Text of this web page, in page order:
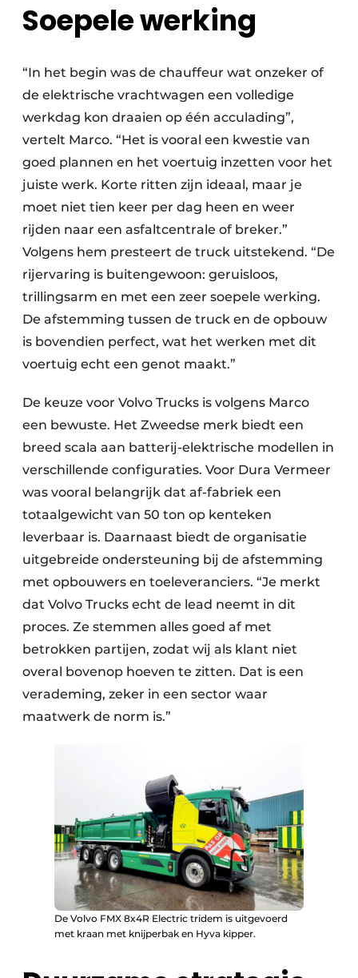
Soepele werking
“In het begin was de chauffeur wat onzeker of
de elektrische vrachtwagen een volledige
werkdag kon draaien op één acculading”,
vertelt Marco. “Het is vooral een kwestie van
goed plannen en het voertuig inzetten voor het
juiste werk. Korte ritten zijn ideaal, maar je
moet niet tien keer per dag heen en weer
rijden naar een asfaltcentrale of breker.”
Volgens hem presteert de truck uitstekend. “De
rijervaring is buitengewoon: geruisloos,
trillingsarm en met een zeer soepele werking.
De afstemming tussen de truck en de opbouw
is bovendien perfect, wat het werken met dit
voertuig echt een genot maakt.”
De keuze voor Volvo Trucks is volgens Marco
een bewuste. Het Zweedse merk biedt een
breed scala aan batterij-elektrische modellen in
verschillende configuraties. Voor Dura Vermeer
was vooral belangrijk dat af-fabriek een
totaalgewicht van 50 ton op kenteken
leverbaar is. Daarnaast biedt de organisatie
uitgebreide ondersteuning bij de afstemming
met opbouwers en toeleveranciers. “Je merkt
dat Volvo Trucks echt de lead neemt in dit
proces. Ze stemmen alles goed af met
betrokken partijen, zodat wij als klant niet
overal bovenop hoeven te zitten. Dat is een
verademing, zeker in een sector waar
maatwerk de norm is.”
De Volvo FMX 8x4R Electric tridem is uitgevoerd
met kraan met knijperbak en Hyva kipper.